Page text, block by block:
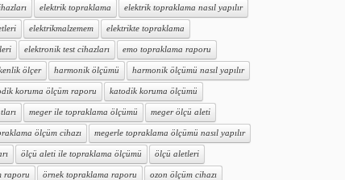
elektrik topraklama elektrik topraklama nasıl yapılır
elektrikmalzemem elektrikte topraklama
elektronik test cihazları emo topraklama raporu
ölçer harmonik ölçümü harmonik ölçümü nasıl yapılır
koruma ölçüm raporu katodik koruma ölçümü
meger ile topraklama ölçümü meger ölçü aleti
ölçüm cihazı megerle topraklama ölçümü nasıl yapılır
ölçü aleti ile topraklama ölçümü ölçü aletleri
raporu örnek topraklama raporu ozon ölçüm cihazı